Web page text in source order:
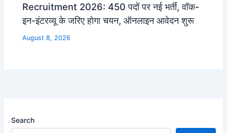
Recruitment 2026: 450 पदों पर नई भर्ती, वॉक-
इन-इंटरव्यू के जरिए होगा चयन, ऑनलाइन आवेदन शुरू
August 8, 2026
Search